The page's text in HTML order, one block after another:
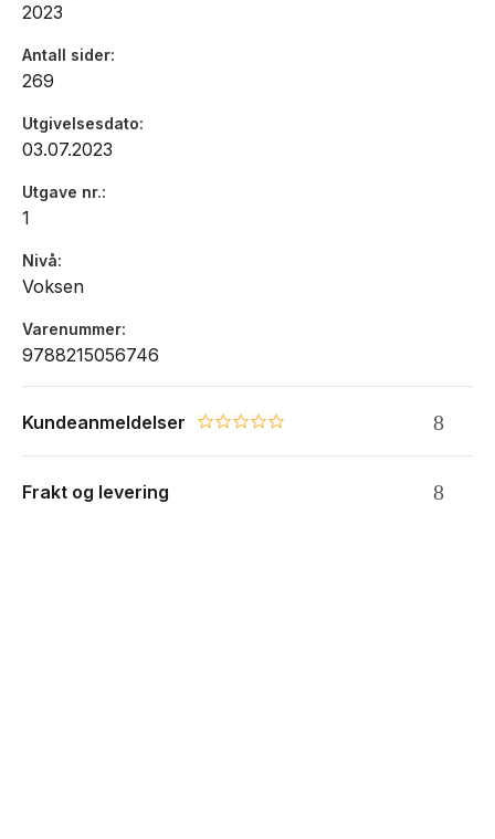
Aud Berggraf Sæbø, Niels Peter Underland og Malin Kathrine
2023
Antall sider
269
Utgivelsesdato
03.07.2023
Utgave nr.
1
Nivå
Voksen
Varenummer
9788215056746
Kundeanmeldelser 0.0 star rating
Frakt og levering